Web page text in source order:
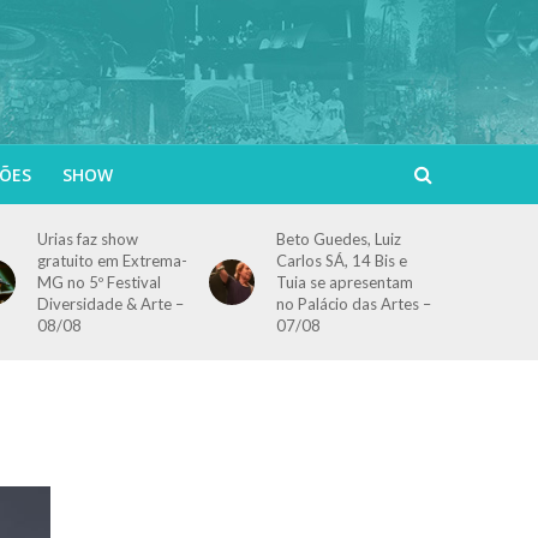
SHOW
Urias faz show
gratuito em Extrema-
MG no 5º Festival
Diversidade & Arte –
08/08
Beto Guedes, Luiz
Carlos SÁ, 14 Bis e
Tuia se apresentam
no Palácio das Artes –
07/08